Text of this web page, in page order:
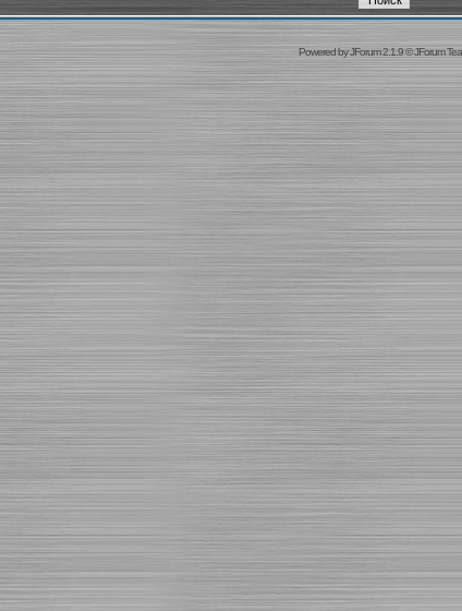
Powered byJForum 2.1.9©JForum